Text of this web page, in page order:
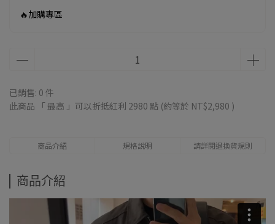
🔥加購專區
已銷售: 0 件
此商品 「 最高 」可以折抵紅利 2980 點 (約等於 NT$2,980 )
商品介紹 規格說明 請詳閱退換貨規則
商品介紹